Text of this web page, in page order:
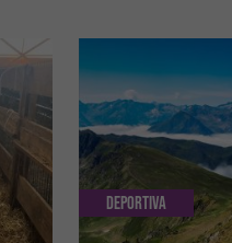
Deportiva